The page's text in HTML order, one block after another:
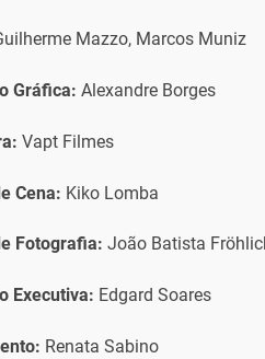
Mazzo, Marcos Muniz
Gráfica: Alexandre Borges
Vapt Filmes
Cena: Kiko Lomba
Fotografia: João Batista
Executiva: Edgard Soares
Renata Sabino